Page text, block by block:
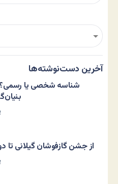
آخرین دست‌نوشته‌ها
شناسه شخصی یا رسمی؟
از جشن گازفوشان گیلانی تا